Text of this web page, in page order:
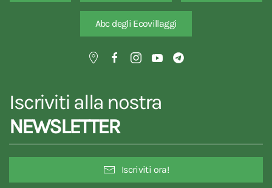
Abc degli Ecovillaggi
Iscriviti alla nostra
NEWSLETTER
Iscriviti ora!